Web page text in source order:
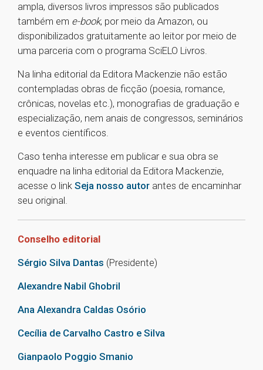
ampla, diversos livros impressos são publicados
também em e-book, por meio da Amazon, ou
disponibilizados gratuitamente ao leitor por meio de
uma parceria com o programa SciELO Livros.
Na linha editorial da Editora Mackenzie não estão
contempladas obras de ficção (poesia, romance,
crônicas, novelas etc.), monografias de graduação e
especialização, nem anais de congressos, seminários
e eventos científicos.
Caso tenha interesse em publicar e sua obra se
enquadre na linha editorial da Editora Mackenzie,
acesse o link Seja nosso autor antes de encaminhar
seu original.
Conselho editorial
Sérgio Silva Dantas (Presidente)
Alexandre Nabil Ghobril
Ana Alexandra Caldas Osório
Cecília de Carvalho Castro e Silva
Gianpaolo Poggio Smanio